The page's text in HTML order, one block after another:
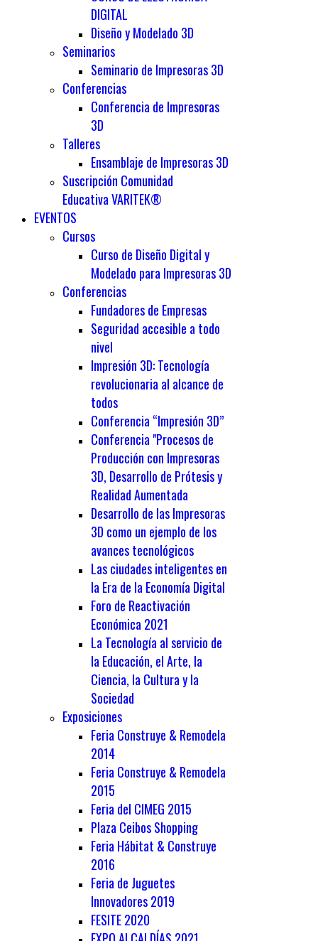
DIGITAL
Diseño y Modelado 3D
Seminarios
Seminario de Impresoras 3D
Conferencias
Conferencia de Impresoras
3D
Talleres
Ensamblaje de Impresoras 3D
Suscripción Comunidad
Educativa VARITEK®
EVENTOS
Cursos
Curso de Diseño Digital y
Modelado para Impresoras 3D
Conferencias
Fundadores de Empresas
Seguridad accesible a todo
nivel
Impresión 3D: Tecnología
revolucionaria al alcance de
todos
Conferencia “Impresión 3D”
Conferencia "Procesos de
Producción con Impresoras
3D, Desarrollo de Prótesis y
Realidad Aumentada
Desarrollo de las Impresoras
3D como un ejemplo de los
avances tecnológicos
Las ciudades inteligentes en
la Era de la Economía Digital
Foro de Reactivación
Económica 2021
La Tecnología al servicio de
la Educación, el Arte, la
Ciencia, la Cultura y la
Sociedad
Exposiciones
Feria Construye & Remodela
2014
Feria Construye & Remodela
2015
Feria del CIMEG 2015
Plaza Ceibos Shopping
Feria Hábitat & Construye
2016
Feria de Juguetes
Innovadores 2019
FESITE 2020